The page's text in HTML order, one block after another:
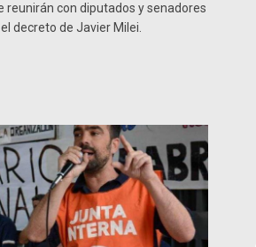
reunirán con diputados y senadores
decreto de Javier Milei.